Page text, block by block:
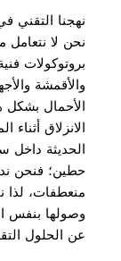
نهجنا التقني
نحن لا نتعامل
بروتوكولات
والأقمشة
الأحمال بشكل
الانزلاق أثناء
الحديثة داخل
حطين؛ فنحن
منعطفات،
وصولها بنفس
عن الحلول